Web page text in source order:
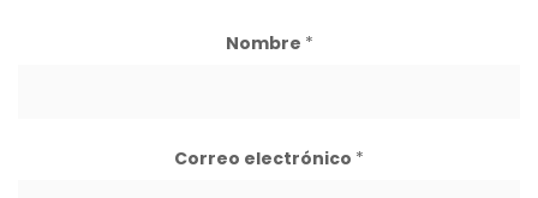
Nombre *
Correo electrónico *